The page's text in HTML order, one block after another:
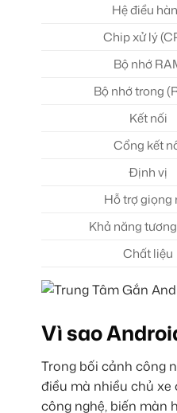
Hệ điều
Chip xử lý
Bộ nhớ
Bộ nhớ trong
Kết nối
Cổng kết
Định vị
Hỗ trợ giọng
Khả năng
Chất liệu
Vì sao
Trong bối cảnh công
điều mà nhiều chủ xe
công nghệ, biến màn